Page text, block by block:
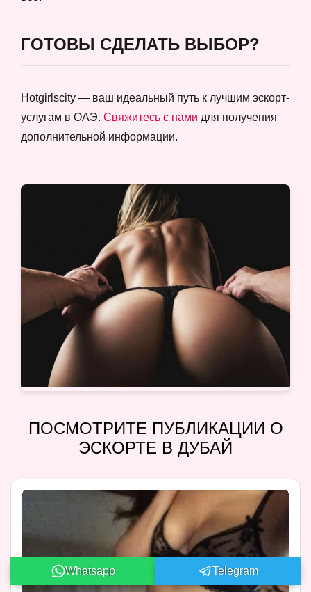
ГОТОВЫ СДЕЛАТЬ ВЫБОР?
Hotgirlscity — ваш идеальный путь к лучшим эскорт-
услугам в ОАЭ. Свяжитесь с нами для получения
дополнительной информации.
ПОСМОТРИТЕ ПУБЛИКАЦИИ О
ЭСКОРТЕ В ДУБАЙ
Whatsapp Telegram